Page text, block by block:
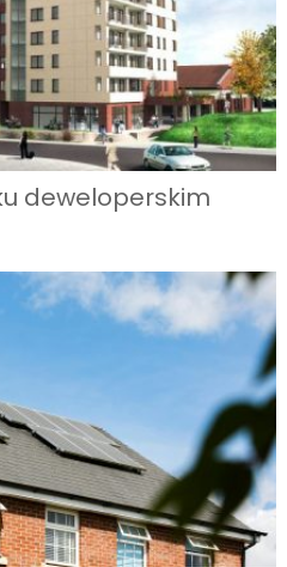
deweloperskim